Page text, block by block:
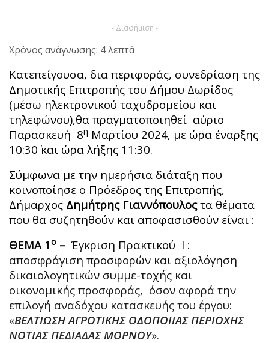
- Διαφήμιση -
Χρόνος ανάγνωσης: 4 λεπτά
Κατεπείγουσα, δια περιφοράς, συνεδρίαση της
Δημοτικής Επιτροπής του Δήμου Δωρίδος
(μέσω ηλεκτρονικού ταχυδρομείου και
τηλεφώνου),θα πραγματοποιηθεί αύριο
Παρασκευή 8η Μαρτίου 2024, με ώρα έναρξης
10:30΄ και ώρα λήξης 11:30.
Σύμφωνα με την ημερήσια διάταξη που
κοινοποίησε ο Πρόεδρος της Επιτροπής,
Δήμαρχος Δημήτρης Γιαννόπουλοςτα θέματα
που θα συζητηθούν και αποφασισθούν είναι :
ΘΕΜΑ 1ο –Έγκριση Πρακτικού Ι :
αποσφράγιση προσφορών και αξιολόγηση
δικαιολογητικών συμμε-τοχής και
οικονομικής προσφοράς, όσον αφορά την
επιλογή αναδόχου κατασκευής του έργου:
«ΒΕΛΤΙΩΣΗ ΑΓΡΟΤΙΚΗΣ ΟΔΟΠΟΙΙΑΣ ΠΕΡΙΟΧΗΣ
ΝΟΤΙΑΣ ΠΕΔΙΑΔΑΣ ΜΟΡΝΟΥ».